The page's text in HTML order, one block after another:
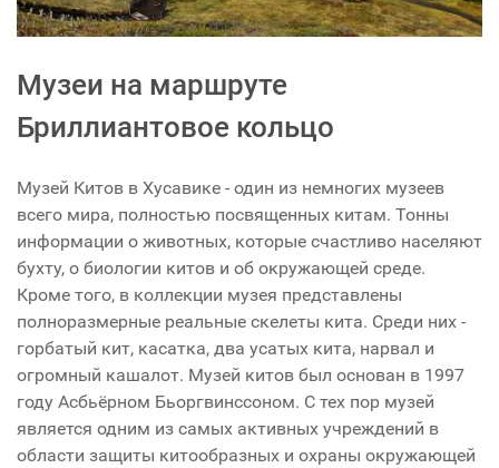
Музеи на маршруте
Бриллиантовое кольцо
Музей Китов в Хусавике - один из немногих музеев
всего мира, полностью посвященных китам. Тонны
информации о животных, которые счастливо населяют
бухту, о биологии китов и об окружающей среде.
Кроме того, в коллекции музея представлены
полноразмерные реальные скелеты кита. Среди них -
горбатый кит, касатка, два усатых кита, нарвал и
огромный кашалот. Музей китов был основан в 1997
году Асбьёрном Бьоргвинссоном. С тех пор музей
является одним из самых активных учреждений в
области защиты китообразных и охраны окружающей